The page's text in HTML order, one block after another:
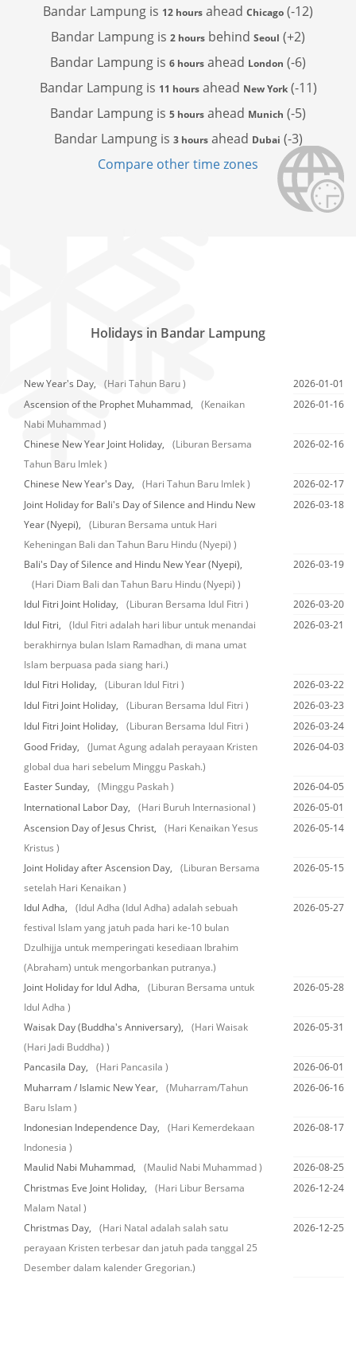
Bandar Lampung is 12 hours ahead Chicago (-12)
Bandar Lampung is 2 hours behind Seoul (+2)
Bandar Lampung is 6 hours ahead London (-6)
Bandar Lampung is 11 hoursahead New York(-11)
Bandar Lampung is 5 hours ahead Munich (-5)
Bandar Lampung is 3 hoursahead Dubai (-3)
Compare other time zones
Holidays in Bandar Lampung
New Year's Day, (Hari Tahun Baru )
2026-01-01
Ascension of the Prophet Muhammad,
(Kenaikan
Nabi Muhammad )
2026-01-16
Chinese New Year Joint Holiday,
(Liburan Bersama
Tahun Baru Imlek )
2026-02-16
Chinese New Year's Day, (Hari Tahun Baru Imlek )
2026-02-17
Joint Holiday for Bali's Day of Silence and Hindu New
Year (Nyepi),
(Liburan Bersama untuk Hari
Keheningan Bali dan Tahun Baru Hindu (Nyepi) )
2026-03-18
Bali's Day of Silence and Hindu New Year (Nyepi),
(Hari Diam Bali dan Tahun Baru Hindu (Nyepi) )
2026-03-19
Idul Fitri Joint Holiday, (Liburan Bersama Idul Fitri )
2026-03-20
Idul Fitri,
(Idul Fitri adalah hari libur untuk menandai
berakhirnya bulan Islam Ramadhan, di mana umat
Islam berpuasa pada siang hari.)
2026-03-21
Idul Fitri Holiday, (Liburan Idul Fitri )
2026-03-22
Idul Fitri Joint Holiday,
(Liburan Bersama Idul Fitri )
2026-03-23
Idul Fitri Joint Holiday,
(Liburan Bersama Idul Fitri )
2026-03-24
Good Friday,
(Jumat Agung adalah perayaan Kristen
global dua hari sebelum Minggu Paskah.)
2026-04-03
Easter Sunday, (Minggu Paskah )
2026-04-05
International Labor Day,
(Hari Buruh Internasional )
2026-05-01
Ascension Day of Jesus Christ,
(Hari Kenaikan Yesus
Kristus )
2026-05-14
Joint Holiday after Ascension Day,
(Liburan Bersama
setelah Hari Kenaikan )
2026-05-15
Idul Adha,
(Idul Adha (Idul Adha) adalah sebuah
festival Islam yang jatuh pada hari ke-10 bulan
Dzulhijja untuk memperingati kesediaan Ibrahim
(Abraham) untuk mengorbankan putranya.)
2026-05-27
Joint Holiday for Idul Adha,
(Liburan Bersama untuk
Idul Adha )
2026-05-28
Waisak Day (Buddha's Anniversary),
(Hari Waisak
(Hari Jadi Buddha) )
2026-05-31
Pancasila Day, (Hari Pancasila )
2026-06-01
Muharram / Islamic New Year,
(Muharram/Tahun
Baru Islam )
2026-06-16
Indonesian Independence Day,
(Hari Kemerdekaan
Indonesia )
2026-08-17
Maulid Nabi Muhammad, (Maulid Nabi Muhammad )
2026-08-25
Christmas Eve Joint Holiday,
(Hari Libur Bersama
Malam Natal )
2026-12-24
Christmas Day,
(Hari Natal adalah salah satu
perayaan Kristen terbesar dan jatuh pada tanggal 25
Desember dalam kalender Gregorian.)
2026-12-25